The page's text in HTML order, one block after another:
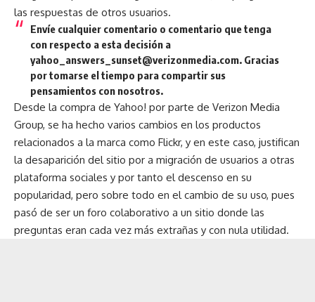
las respuestas de otros usuarios.
Envíe cualquier comentario o comentario que tenga
con respecto a esta decisión a
yahoo_answers_sunset@verizonmedia.com. Gracias
por tomarse el tiempo para compartir sus
pensamientos con nosotros.
Desde la compra de Yahoo! por parte de Verizon Media
Group, se ha hecho varios cambios en los productos
relacionados a la marca como Flickr, y en este caso, justifican
la desaparición del sitio por a migración de usuarios a otras
plataforma sociales y por tanto el descenso en su
popularidad, pero sobre todo en el cambio de su uso, pues
pasó de ser un foro colaborativo a un sitio donde las
preguntas eran cada vez más extrañas y con nula utilidad.